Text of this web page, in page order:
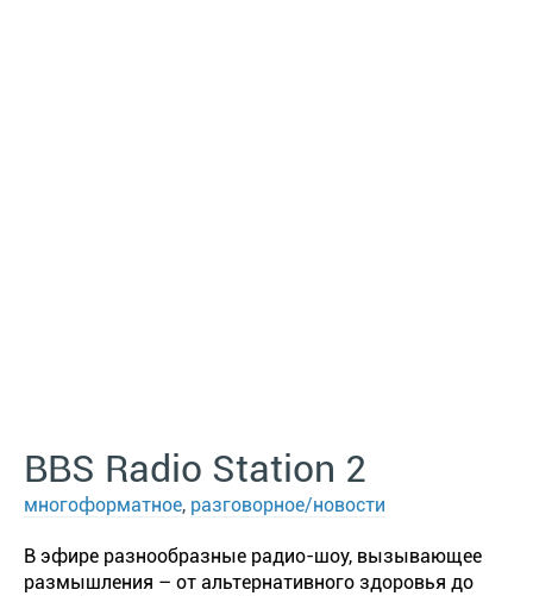
BBS Radio Station 2
многоформатное, разговорное/новости
В эфире разнообразные радио-шоу, вызывающее
размышления – от альтернативного здоровья до